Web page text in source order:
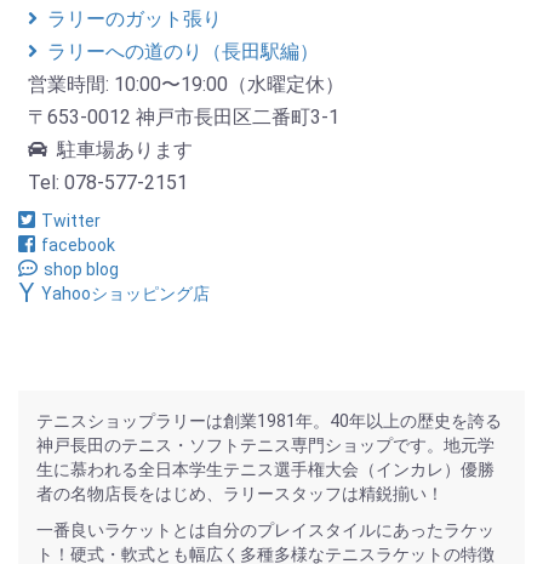
ラリーのガット張り
ラリーへの道のり（長田駅編）
営業時間: 10:00〜19:00（水曜定休）
〒653-0012 神戸市長田区二番町3-1
駐車場あります
Tel: 078-577-2151
Twitter
facebook
shop blog
Yahooショッピング店
テニスショップラリーは創業1981年。40年以上の歴史を誇る
神戸長田のテニス・ソフトテニス専門ショップです。地元学
生に慕われる全日本学生テニス選手権大会（インカレ）優勝
者の名物店長をはじめ、ラリースタッフは精鋭揃い！
一番良いラケットとは自分のプレイスタイルにあったラケッ
ト！硬式・軟式とも幅広く多種多様なテニスラケットの特徴